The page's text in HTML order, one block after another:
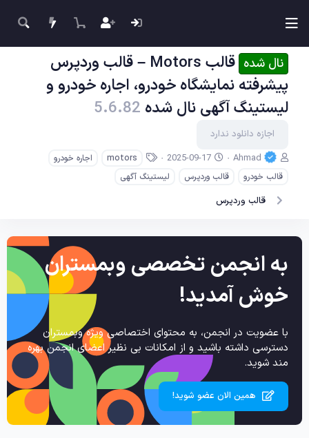
نال شده
قالب Motors – قالب وردپرس
پیشرفته نمایشگاه خودرو، اجاره خودرو و
لیستینگ آگهی نال شده 5.6.82
اجازه دانلود ندارد
ن
ی
س
ن
ه
Ahmad
ت
ر
ی
د
2025-09-17
چ
ا
motors
اجاره خودرو
قالب خودرو
قالب وردپرس لیستینگ آگهی
قالب وردپرس
به انجمن تخصصی وبمستران
خوش آمدید!
با عضویت در انجمن، به محتوای اختصاصی ویژه وبمستران
دسترسی داشته باشید و از امکانات بی نظیر اعضای انجمن بهره
مند شوید.
همین الان عضو شوید!